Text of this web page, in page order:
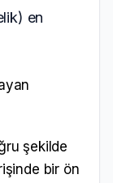
en
şekilde
bir ön